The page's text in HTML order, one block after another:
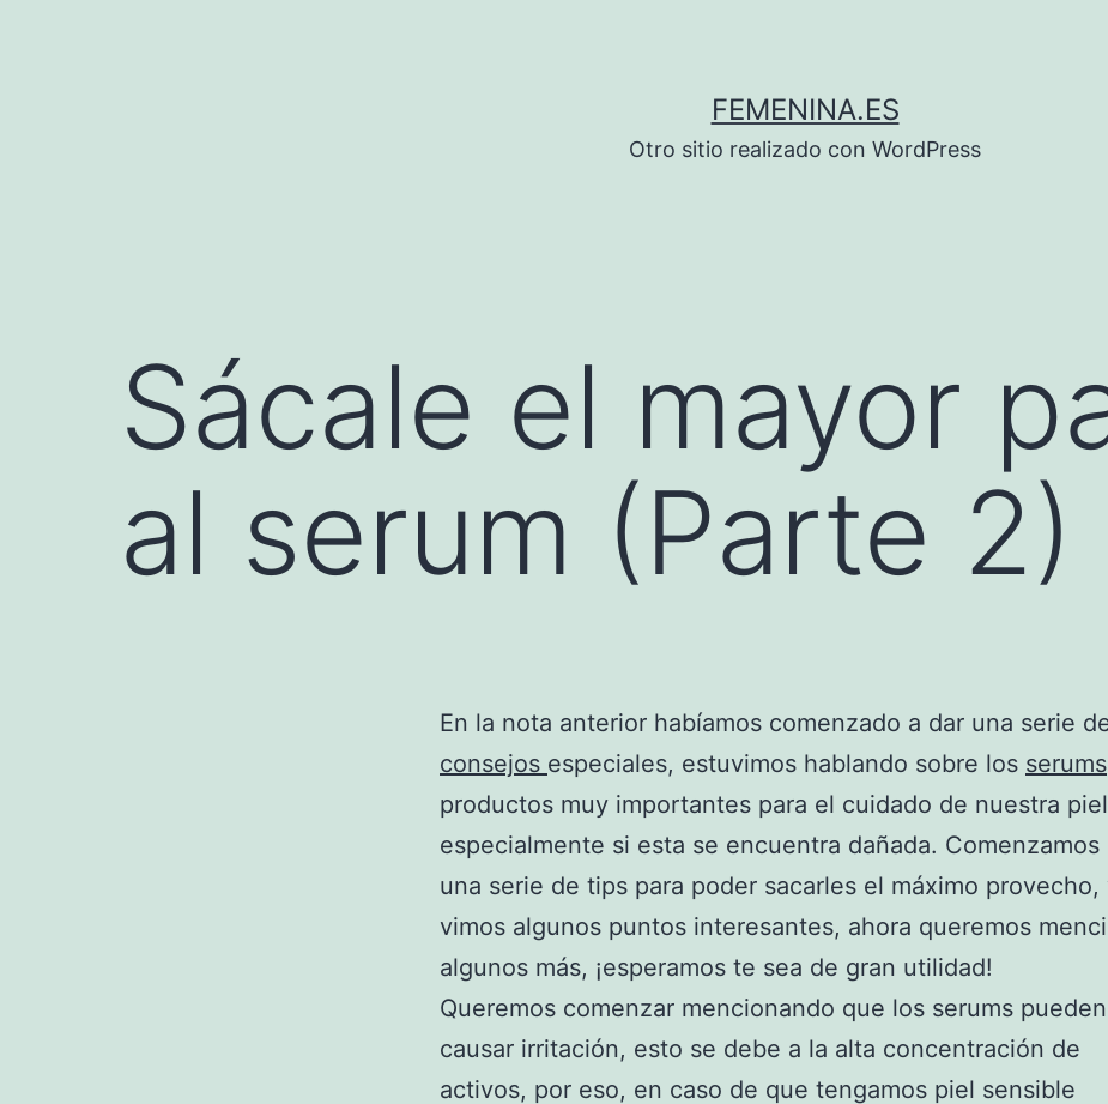
FEMENINA.ES
Otro sitio realizado con WordPress
Sácale el mayor
al serum (Parte 2)
En la nota anterior habíamos comenzado a dar una serie
consejos especiales, estuvimos hablando sobre los serums
productos muy importantes para el cuidado de nuestra
especialmente si esta se encuentra dañada. Comenzamos
una serie de tips para poder sacarles el máximo provecho,
vimos algunos puntos interesantes, ahora queremos
algunos más, ¡esperamos te sea de gran utilidad!
Queremos comenzar mencionando que los serums pueden
causar irritación, esto se debe a la alta concentración de
activos, por eso, en caso de que tengamos piel sensible